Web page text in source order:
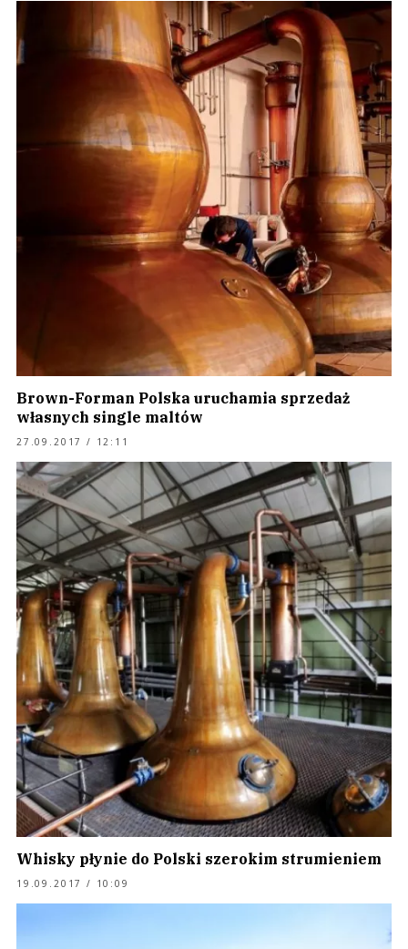
Brown-Forman Polska uruchamia sprzedaż
własnych single maltów
27.09.2017 / 12:11
Whisky płynie do Polski szerokim strumieniem
19.09.2017 / 10:09